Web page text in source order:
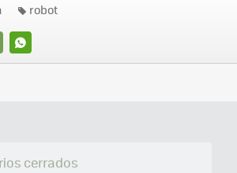
WHATSAPP
robot
cerrados